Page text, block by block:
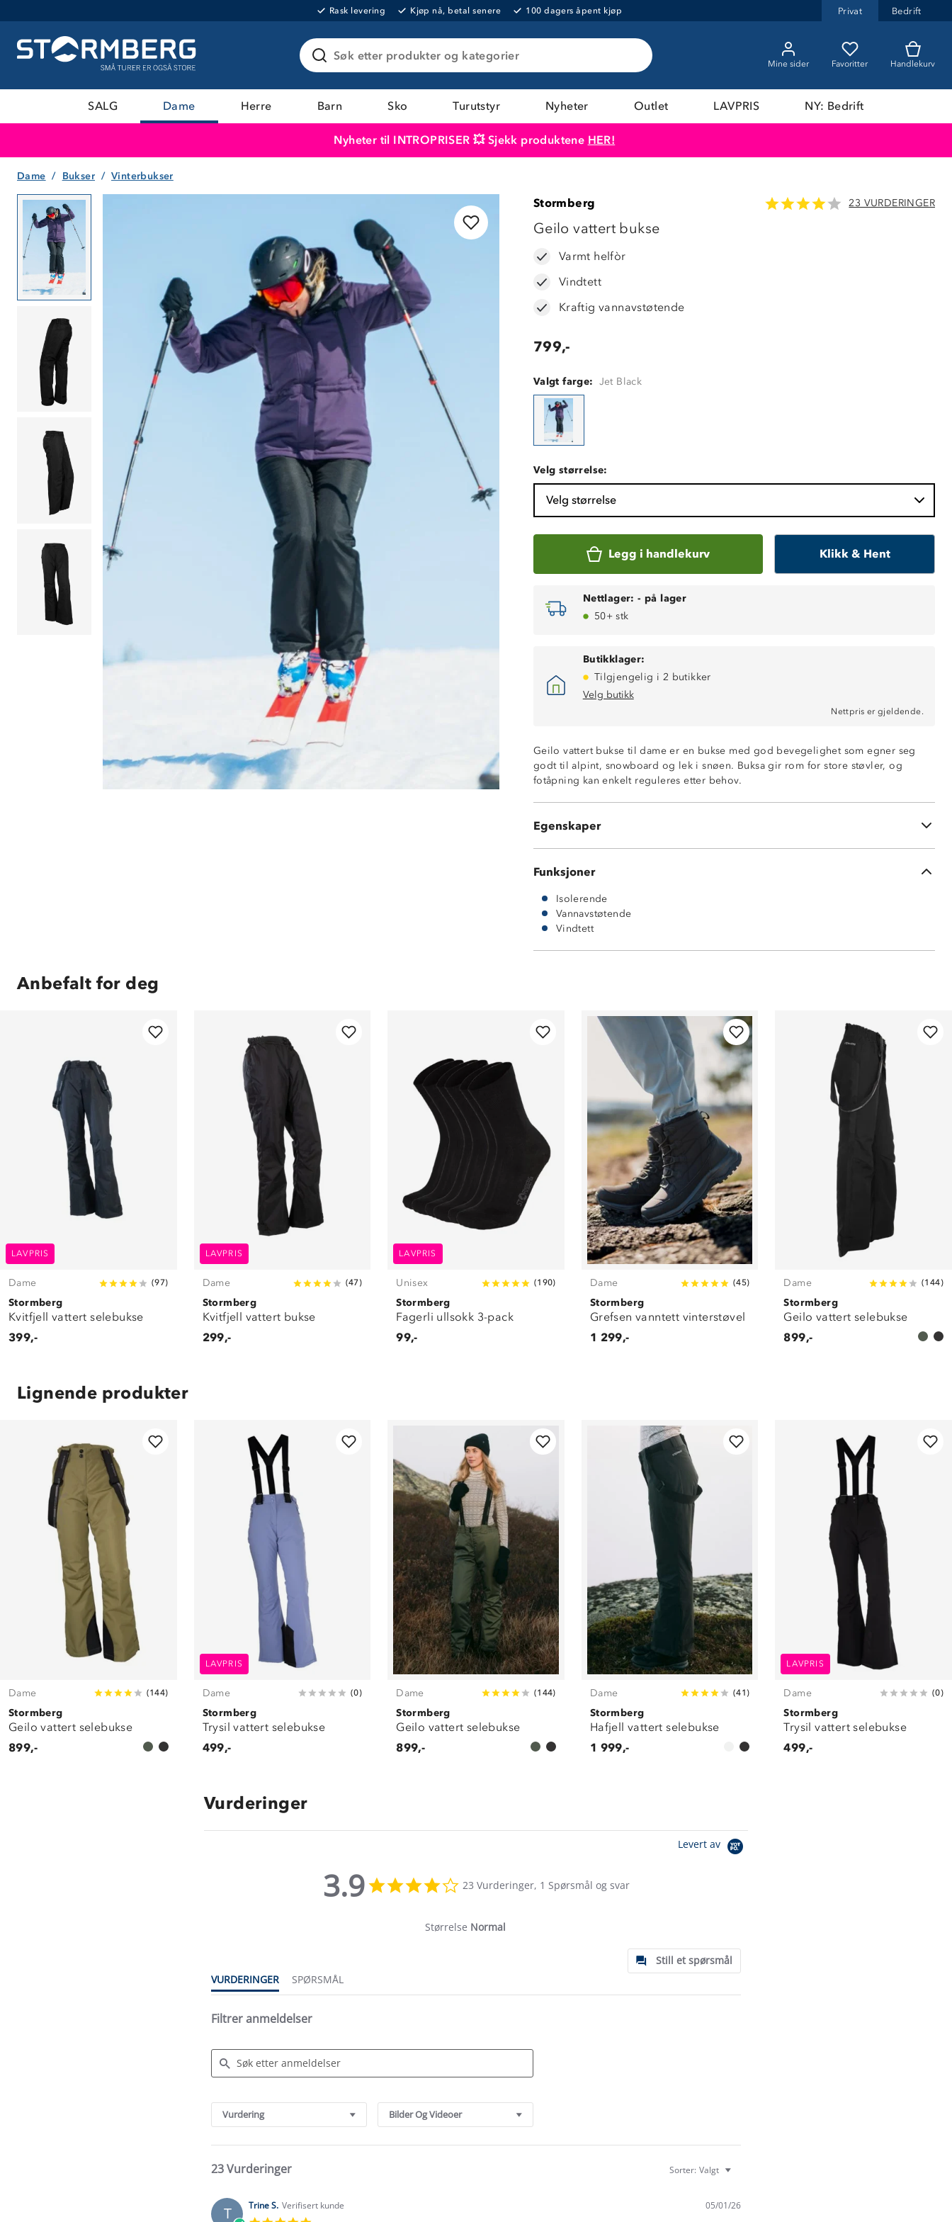
Rask levering Kjøp nå, betal senere 100 dagers åpent kjøp Privat Bedrift
Søk etter produkter og kategorier
Mine sider Favoritter Handlekurv
SALG Dame Herre Barn Sko Turutstyr Nyheter Outlet LAVPRIS NY: Bedrift
Nyheter til INTROPRISER 💥 Sjekk produktene HER!
Dame Bukser Vinterbukser
Stormberg 23 VURDERINGER
Geilo vattert bukse
Varmt helfòr
Vindtett
Kraftig vannavstøtende
799,-
Valgt farge: Jet Black
Velg størrelse:
Velg størrelse
Legg i handlekurv Klikk & Hent
Nettlager: - på lager
50+ stk
Butikklager:
Tilgjengelig i 2 butikker
Velg butikk
Nettpris er gjeldende.
Geilo vattert bukse til dame er en bukse med god bevegelighet som egner seg
godt til alpint, snowboard og lek i snøen. Buksa gir rom for store støvler, og
fotåpning kan enkelt reguleres etter behov.
Egenskaper
5-3 membran
Borrelåsstramming nederst i beinene
Forsterkninger på innsiden av legg
100% polyester
Funksjoner
Isolerende
Vannavstøtende
Vindtett
Anbefalt for deg
LAVPRIS
Dame (97)
Stormberg
Kvitfjell vattert selebukse
399,-
LAVPRIS
Dame (47)
Stormberg
Kvitfjell vattert bukse
299,-
LAVPRIS
Unisex (190)
Stormberg
Fagerli ullsokk 3-pack
99,-
Dame (45)
Stormberg
Grefsen vanntett vinterstøvel
1 299,-
Dame (144)
Stormberg
Geilo vattert selebukse
899,-
Lignende produkter
Dame (144)
Stormberg
Geilo vattert selebukse
899,-
LAVPRIS
Dame (0)
Stormberg
Trysil vattert selebukse
499,-
Dame (144)
Stormberg
Geilo vattert selebukse
899,-
Dame (41 )
Stormberg
Hafjell vattert selebukse
1 999,-
LAVPRIS
Dame (0)
Stormberg
Trysil vattert selebukse
499,-
Vurderinger
Levert av
3.9
star
23 Vurderinger, 1 Spørsmål og svar
Størrelse Normal
Still et spørsmål
VURDERINGER
SPØRSMÅL
Filtrer anmeldelser
Reviews
Vurdering Bilder Og Videoer
23 Vurderinger Sorter: Valgt
T Trine S. Verifisert kunde 05/01/26